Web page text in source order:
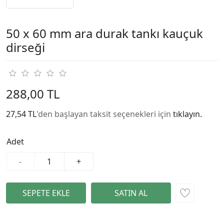
50 x 60 mm ara durak tankı kauçuk
dirseği
288,00 TL
27,54 TL'den başlayan taksit seçenekleri için tıklayın.
Adet
-
+